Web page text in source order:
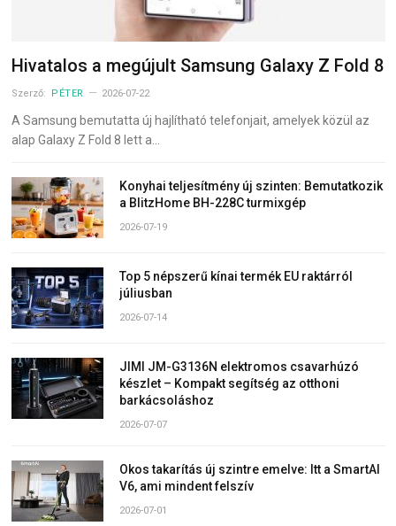
Hivatalos a megújult Samsung Galaxy Z Fold 8
Szerző: PÉTER 2026-07-22
A Samsung bemutatta új hajlítható telefonjait, amelyek közül az
alap Galaxy Z Fold 8 lett a…
Konyhai teljesítmény új szinten: Bemutatkozik
a BlitzHome BH-228C turmixgép
2026-07-19
Top 5 népszerű kínai termék EU raktárról
júliusban
2026-07-14
JIMI JM-G3136N elektromos csavarhúzó
készlet – Kompakt segítség az otthoni
barkácsoláshoz
2026-07-07
Okos takarítás új szintre emelve: Itt a SmartAI
V6, ami mindent felszív
2026-07-01